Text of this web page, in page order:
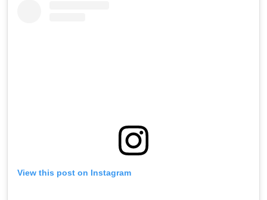
View this post on Instagram